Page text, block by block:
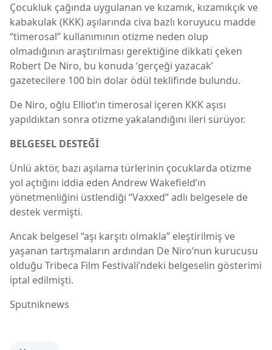
Çocukluk çağında uygulanan ve kızamık, kızamıkçık ve
kabakulak (KKK) aşılarında civa bazlı koruyucu madde
“timerosal” kullanımının otizme neden olup
olmadığının araştırılması gerektiğine dikkati çeken
Robert De Niro, bu konuda ‘gerçeği yazacak’
gazetecilere 100 bin dolar ödül teklifinde bulundu.
De Niro, oğlu Elliot’ın timerosal içeren KKK aşısı
yapıldıktan sonra otizme yakalandığını ileri sürüyor.
BELGESEL DESTEĞİ
Ünlü aktör, bazı aşılama türlerinin çocuklarda otizme
yol açtığını iddia eden Andrew Wakefield’ın
yönetmenliğini üstlendiği “Vaxxed” adlı belgesele de
destek vermişti.
Ancak belgesel “aşı karşıtı olmakla” eleştirilmiş ve
yaşanan tartışmaların ardından De Niro’nun kurucusu
olduğu Tribeca Film Festivali’ndeki belgeselin gösterimi
iptal edilmişti.
Sputniknews